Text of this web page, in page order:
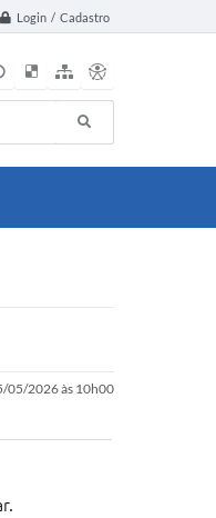
Login / Cadastro
05/2026 às 10h00